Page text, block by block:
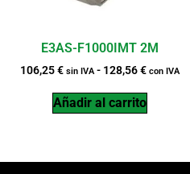
E3AS-F1000IMT 2M
106,25€ sin IVA - 128,56€ con IVA
Añadir al carrito